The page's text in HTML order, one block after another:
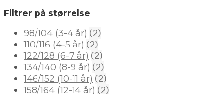
Filtrer på størrelse
98/104 (3-4 år) (2)
110/116 (4-5 år) (2)
122/128 (6-7 år) (2)
134/140 (8-9 år) (2)
146/152 (10-11 år) (2)
158/164 (12-14 år) (2)